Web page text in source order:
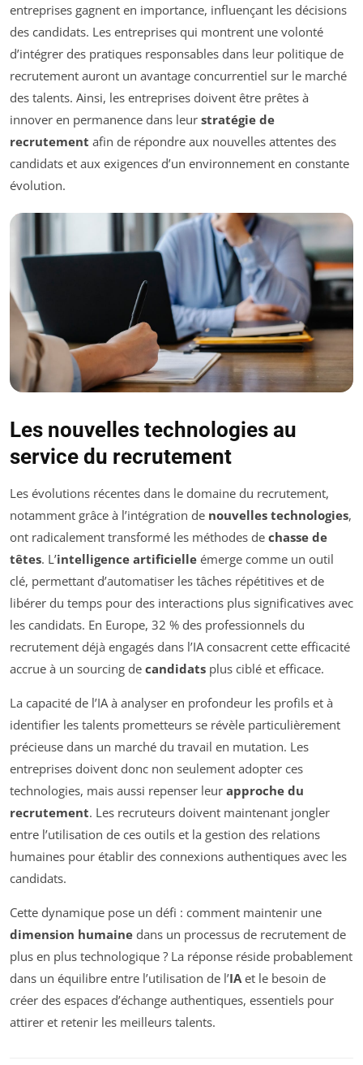
entreprises gagnent en importance, influençant les décisions
des candidats. Les entreprises qui montrent une volonté
d’intégrer des pratiques responsables dans leur politique de
recrutement auront un avantage concurrentiel sur le marché
des talents. Ainsi, les entreprises doivent être prêtes à
innover en permanence dans leur stratégie de
recrutement afin de répondre aux nouvelles attentes des
candidats et aux exigences d’un environnement en constante
évolution.
Les nouvelles technologies au
service du recrutement
Les évolutions récentes dans le domaine du recrutement,
notamment grâce à l’intégration de nouvelles technologies,
ont radicalement transformé les méthodes de chasse de
têtes. L’intelligence artificielle émerge comme un outil
clé, permettant d’automatiser les tâches répétitives et de
libérer du temps pour des interactions plus significatives avec
les candidats. En Europe, 32 % des professionnels du
recrutement déjà engagés dans l’IA consacrent cette efficacité
accrue à un sourcing de candidats plus ciblé et efficace.
La capacité de l’IA à analyser en profondeur les profils et à
identifier les talents prometteurs se révèle particulièrement
précieuse dans un marché du travail en mutation. Les
entreprises doivent donc non seulement adopter ces
technologies, mais aussi repenser leur approche du
recrutement. Les recruteurs doivent maintenant jongler
entre l’utilisation de ces outils et la gestion des relations
humaines pour établir des connexions authentiques avec les
candidats.
Cette dynamique pose un défi : comment maintenir une
dimension humaine dans un processus de recrutement de
plus en plus technologique ? La réponse réside probablement
dans un équilibre entre l’utilisation de l’IAet le besoin de
créer des espaces d’échange authentiques, essentiels pour
attirer et retenir les meilleurs talents.